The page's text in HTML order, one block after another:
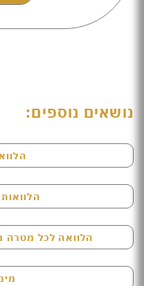
נושאים נוספים:
הלוואה לכל מטרה